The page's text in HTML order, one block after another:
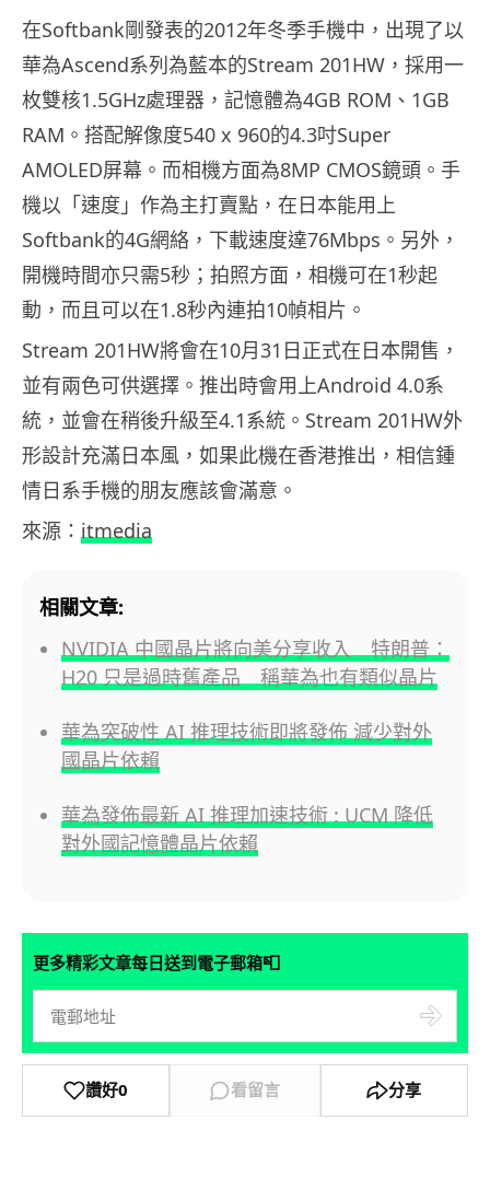
在Softbank剛發表的2012年冬季手機中，出現了以
華為Ascend系列為藍本的Stream 201HW，採用一
枚雙核1.5GHz處理器，記憶體為4GB ROM、1GB
RAM。搭配解像度540 x 960的4.3吋Super
AMOLED屏幕。而相機方面為8MP CMOS鏡頭。手
機以「速度」作為主打賣點，在日本能用上
Softbank的4G網絡，下載速度達76Mbps。另外，
開機時間亦只需5秒；拍照方面，相機可在1秒起
動，而且可以在1.8秒內連拍10幀相片。
Stream 201HW將會在10月31日正式在日本開售，
並有兩色可供選擇。推出時會用上Android 4.0系
統，並會在稍後升級至4.1系統。Stream 201HW外
形設計充滿日本風，如果此機在香港推出，相信鍾
情日系手機的朋友應該會滿意。
來源： itmedia
相關文章:
NVIDIA 中國晶片將向美分享收入 特朗普：
H20 只是過時舊產品 稱華為也有類似晶片
華為突破性 AI 推理技術即將發佈 減少對外
國晶片依賴
華為發佈最新 AI 推理加速技術 : UCM 降低
對外國記憶體晶片依賴
更多精彩文章每日送到電子郵箱📮
讚好0 看留言 分享